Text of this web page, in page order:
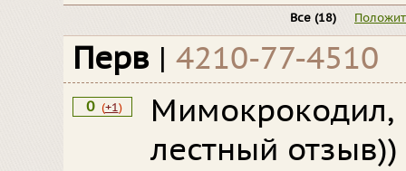
Все (18)
Перв | 4210-77-4510
0 (+1)
лестный отзыв))